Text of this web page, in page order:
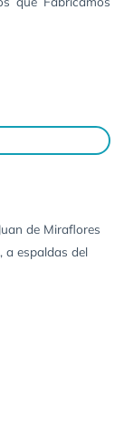
de Miraflores
a espaldas del